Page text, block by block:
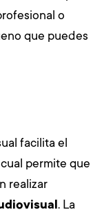
o
que puedes
facilita el
permite que
realizar
. La